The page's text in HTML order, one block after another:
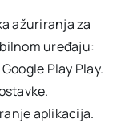
ažuriranja za
uređaju:
Play Play.
aplikacija.